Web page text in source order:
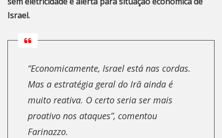
Israel.
“Economicamente, Israel está nas cordas.
Mas a estratégia geral do Irã ainda é
muito reativa. O certo seria ser mais
proativo nos ataques”, comentou
Farinazzo.